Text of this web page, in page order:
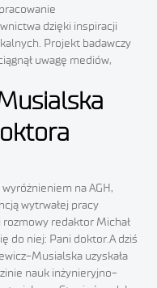
dzięki inspiracji
Projekt badawczy
uwagę mediów,
na AGH,
wytrwałej pracy
redaktor Michał
do niej: Pani doktor.A dziś
Musialska uzyskała
nauk inżynieryjno-